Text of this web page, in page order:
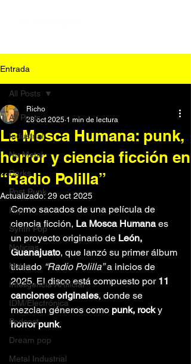
Entrada
All Posts
Industrial
Nu Metal
Darks
Post Punk
Pop
Synth Pop
Noticias
Notas
Inteligencia Artificial
IDM/Electrónica
Podcast
Dream pop
Metal Industrial
All Posts
La Mosca Humana: punk,
horror y ciencia ficción en
“Radio Polilla”
Richo
28 oct 2025 1 min de lectura
Actualizado:29 oct 2025
Como sacados de una película de
ciencia ficción, La Mosca Humana es
un proyecto originario de León,
Guanajuato, que lanzó su primer álbum
titulado “Radio Polilla” a inicios de
2025. El disco está compuesto por 11
canciones originales, donde se
mezclan géneros como punk, rock y
horror punk.